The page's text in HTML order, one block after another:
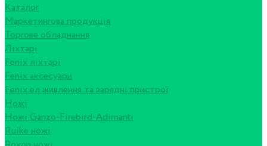
Каталог
Маркетингова продукція
Торгове обладнання
Ліхтарі
Fenix ліхтарі
Fenix аксесуари
Fenix ел живлення та зарядні пристрої
Ножі
Ножі Ganzo-Firebird-Adimanti
Ruike ножі